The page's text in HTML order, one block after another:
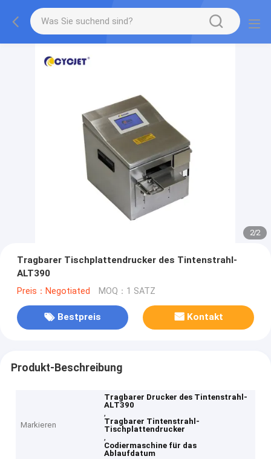
2/2
Tragbarer Tischplattendrucker des Tintenstrahl-
ALT390
Preis：Negotiated MOQ：1 SATZ
Bestpreis Kontakt
Produkt-Beschreibung
Markieren
Tragbarer Drucker des Tintenstrahl-
ALT390
,
Tragbarer Tintenstrahl-
Tischplattendrucker
,
Codiermaschine für das
Ablaufdatum